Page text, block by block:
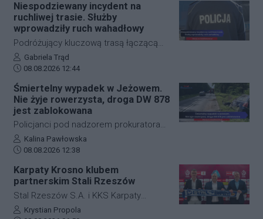
niebezpiecznego zdarzenia z udziałem
motocyklisty oraz leśnej zwierzyny. Na
miejsce natychmiast skierowano
służby ratunkowe, a poszkodowany
kierowca jednośladu trafił pod opiekę
wprowadzono czasową organizację
ruchu.
Niespodziewany incydent na
ruchliwej trasie. Służby
wprowadziły ruch wahadłowy
Podróżujący kluczową trasą łączącą
Jasło z Gorlicami muszą uzbroić się w
cierpliwość. Niespodziewane
zdarzenie drogowe w miejscowości
Przysieki doprowadziło do utrudnień na
drodze krajowej nr 28. Na miejscu
natychmiast pojawiła się policja, która
wprowadziła zmianę w organizacji
ruchu, by zabezpieczyć teren i uniknąć
Autor artykułu:
Gabriela Trąd
Data dodania artykułu:
08.08.2026 12:44
Śmiertelny wypadek w Jeżowem.
Nie żyje rowerzysta, droga DW 878
jest zablokowana
Policjanci pod nadzorem prokuratora
ustalają szczegółowe okoliczności
tragicznego wypadku, do którego
Jeżowe w powiecie niżańskim. W
wyniku zderzenia samochodu
osobowego z rowerzystą, śmierć na
miejscu poniósł kierujący jednośladem.
Autor artykułu:
Kalina Pawłowska
Data dodania artykułu:
08.08.2026 12:38
Karpaty Krosno klubem
partnerskim Stali Rzeszów
Stal Rzeszów S.A. i KKS Karpaty
Krosno rozpoczęły oficjalną
Autor artykułu:
Krystian Propola